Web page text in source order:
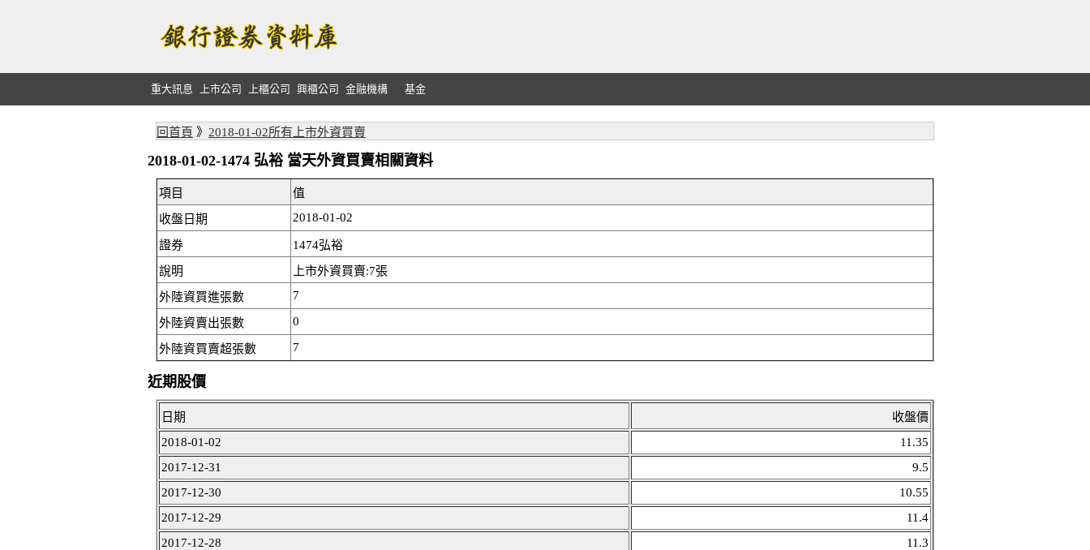
重大訊息 上市公司 上櫃公司 興櫃公司 金融機構 基金
回首頁 》 2018-01-02所有上市外資買賣
2018-01-02-1474 弘裕 當天外資買賣相關資料
項目
值
收盤日期
2018-01-02
證券
1474弘裕
說明
上市外資買賣:7張
外陸資買進張數
7
外陸資賣出張數 0
外陸資買賣超張數 7
近期股價
日期
收盤價
2018-01-02
11.35
2017-12-31
9.5
2017-12-30
10.55
2017-12-29
11.4
2017-12-28
11.3